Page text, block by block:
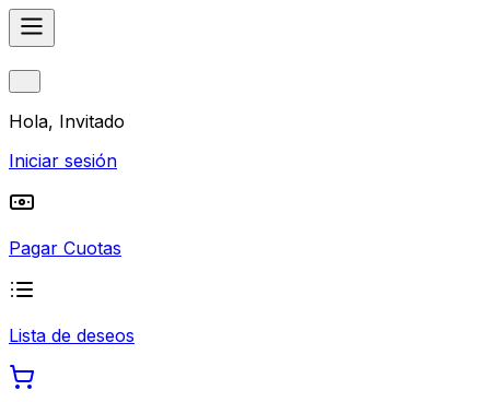
Hola, Invitado
Iniciar sesión
Pagar Cuotas
Lista de deseos